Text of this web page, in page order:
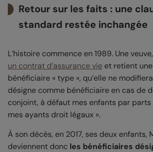
Retour sur les faits : une
standard restée inchangée
L’histoire commence en 1989. Une
un contrat d’assurance vie et retient
bénéficiaire « type », qu’elle ne
désigne comme bénéficiaire en cas de
conjoint, à défaut mes enfants par parts
mes ayants droit légaux ».
À son décès, en 2017, ses deux enfants,
deviennent donc les bénéficiaires